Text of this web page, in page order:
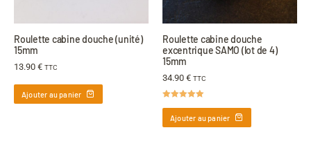
Roulette cabine douche (unité)
15mm
13.90 € TTC
Ajouter au panier
Roulette cabine douche
excentrique SAMO (lot de 4)
15mm
34.90 € TTC
Ajouter au panier